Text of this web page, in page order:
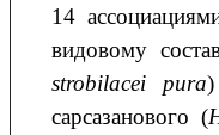
14
видовому
strobilacei pura)
сарсазанового (